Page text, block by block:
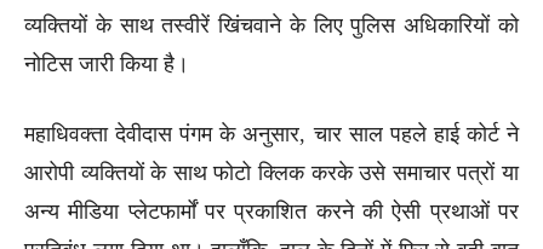
व्यक्तियों के साथ तस्वीरें खिंचवाने के लिए पुलिस अधिकारियों को
नोटिस जारी किया है।
महाधिवक्ता देवीदास पंगम के अनुसार, चार साल पहले हाई कोर्ट ने
आरोपी व्यक्तियों के साथ फोटो क्लिक करके उसे समाचार पत्रों या
अन्य मीडिया प्लेटफार्मों पर प्रकाशित करने की ऐसी प्रथाओं पर